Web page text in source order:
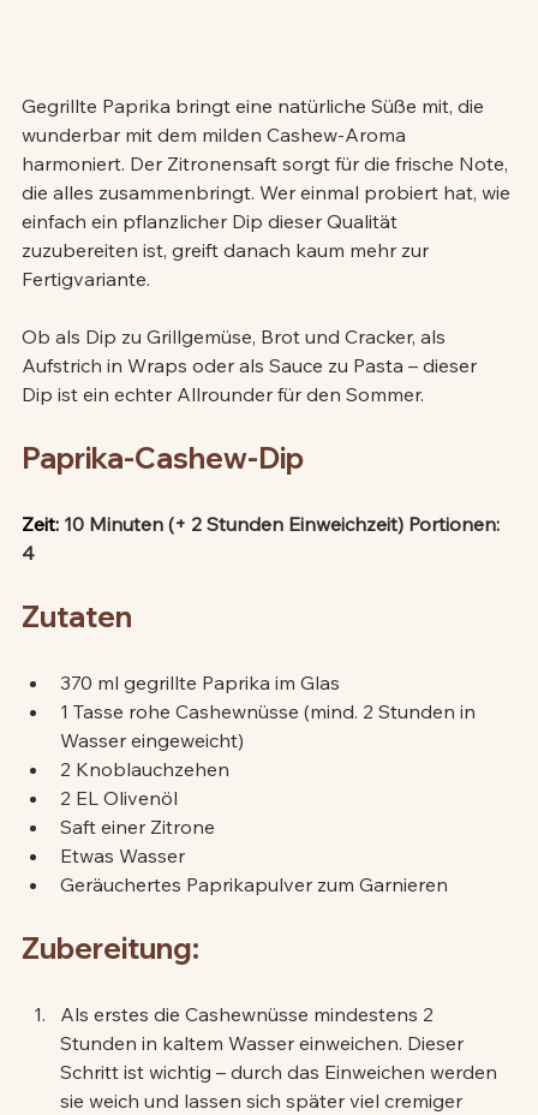
Gegrillte Paprika bringt eine natürliche Süße mit, die
wunderbar mit dem milden Cashew-Aroma
harmoniert. Der Zitronensaft sorgt für die frische Note,
die alles zusammenbringt. Wer einmal probiert hat, wie
einfach ein pflanzlicher Dip dieser Qualität
zuzubereiten ist, greift danach kaum mehr zur
Fertigvariante.
Ob als Dip zu Grillgemüse, Brot und Cracker, als
Aufstrich in Wraps oder als Sauce zu Pasta – dieser
Dip ist ein echter Allrounder für den Sommer.
Paprika-Cashew-Dip
Zeit: 10 Minuten (+ 2 Stunden Einweichzeit) Portionen:
4
Zutaten
370 ml gegrillte Paprika im Glas
1 Tasse rohe Cashewnüsse (mind. 2 Stunden in
Wasser eingeweicht)
2 Knoblauchzehen
2 EL Olivenöl
Saft einer Zitrone
Etwas Wasser
Geräuchertes Paprikapulver zum Garnieren
Zubereitung:
Als erstes die Cashewnüsse mindestens 2
Stunden in kaltem Wasser einweichen. Dieser
Schritt ist wichtig – durch das Einweichen werden
sie weich und lassen sich später viel cremiger